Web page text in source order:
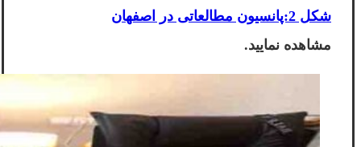
شکل 2:پانسیون مطالعاتی در اصفهان
مشاهده نمایید.